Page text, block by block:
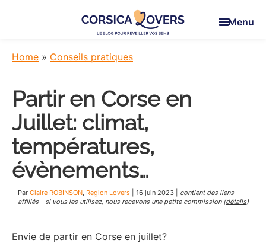
Lovers
réveiller
en
Corse
-
Le
blog
de
Claire
et
Manu
Menu
Home » Conseils pratiques
Partir en Corse en
Juillet: climat,
températures,
évènements…
Par Claire ROBINSON Region Lovers 16 juin 2023
contient des liens
affiliés - si vous les utilisez, nous recevons une petite commission (détails)
Envie de partir en Corse en juillet?